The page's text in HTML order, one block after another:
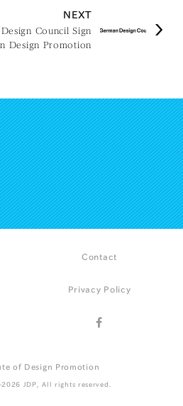
NEXT
Council Sign
Design Promotion
Contact
Privacy Policy
of Design Promotion
JDP, All rights reserved.